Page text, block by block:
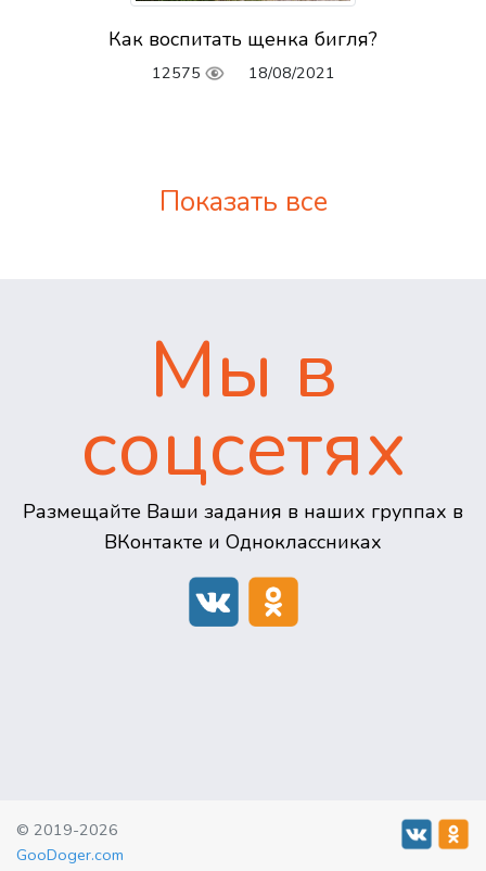
Как воспитать щенка бигля?
12575 18/08/2021
Показать все
Мы в
соцсетях
Размещайте Ваши задания в наших группах в
ВКонтакте и Одноклассниках
© 2019-2026
GooDoger.com